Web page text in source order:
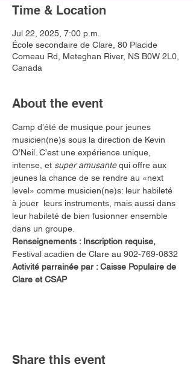
Time & Location
Jul 22, 2025, 7:00 p.m.
École secondaire de Clare, 80 Placide
Comeau Rd, Meteghan River, NS B0W 2L0,
Canada
About the event
Camp d’été de musique pour jeunes
musicien(ne)s sous la direction de Kevin
O’Neil. C’est une expérience unique,
intense, et super amusante qui offre aux
jeunes la chance de se rendre au «next
level» comme musicien(ne)s: leur habileté
à jouer  leurs instruments, mais aussi dans
leur habileté de bien fusionner ensemble
dans un groupe.
Renseignements : Inscription requise,
Festival acadien de Clare au 902-769-0832
Activité parrainée par : Caisse Populaire de
Clare et CSAP
Share this event